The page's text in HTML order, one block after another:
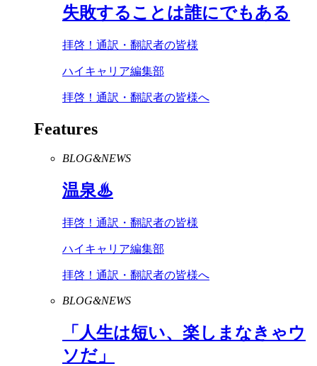
失敗することは誰にでもある
拝啓！通訳・翻訳者の皆様
ハイキャリア編集部
拝啓！通訳・翻訳者の皆様へ
Features
BLOG&NEWS
温泉♨
拝啓！通訳・翻訳者の皆様
ハイキャリア編集部
拝啓！通訳・翻訳者の皆様へ
BLOG&NEWS
「人生は短い、楽しまなきゃウ
ソだ」